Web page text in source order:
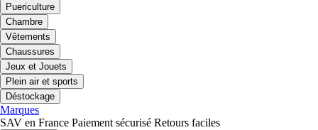
Puericulture
Chambre
Vêtements
Chaussures
Jeux et Jouets
Plein air et sports
Déstockage
Marques
SAV en France Paiement sécurisé Retours faciles